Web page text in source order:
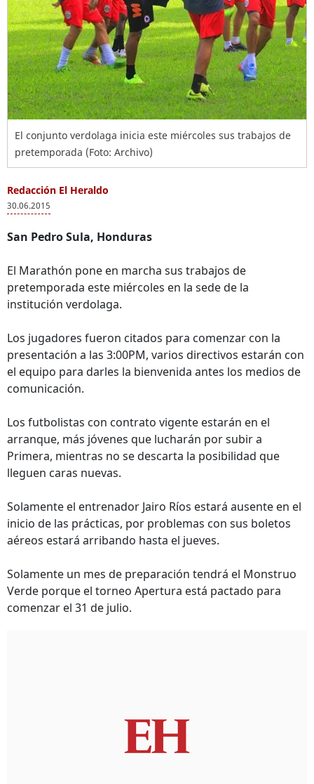
El conjunto verdolaga inicia este miércoles sus trabajos de
pretemporada (Foto: Archivo)
Redacción El Heraldo
30.06.2015
San Pedro Sula, Honduras
El Marathón pone en marcha sus trabajos de
pretemporada este miércoles en la sede de la
institución verdolaga.
Los jugadores fueron citados para comenzar con la
presentación a las 3:00PM, varios directivos estarán con
el equipo para darles la bienvenida antes los medios de
comunicación.
Los futbolistas con contrato vigente estarán en el
arranque, más jóvenes que lucharán por subir a
Primera, mientras no se descarta la posibilidad que
lleguen caras nuevas.
Solamente el entrenador Jairo Ríos estará ausente en el
inicio de las prácticas, por problemas con sus boletos
aéreos estará arribando hasta el jueves.
Solamente un mes de preparación tendrá el Monstruo
Verde porque el torneo Apertura está pactado para
comenzar el 31 de julio.